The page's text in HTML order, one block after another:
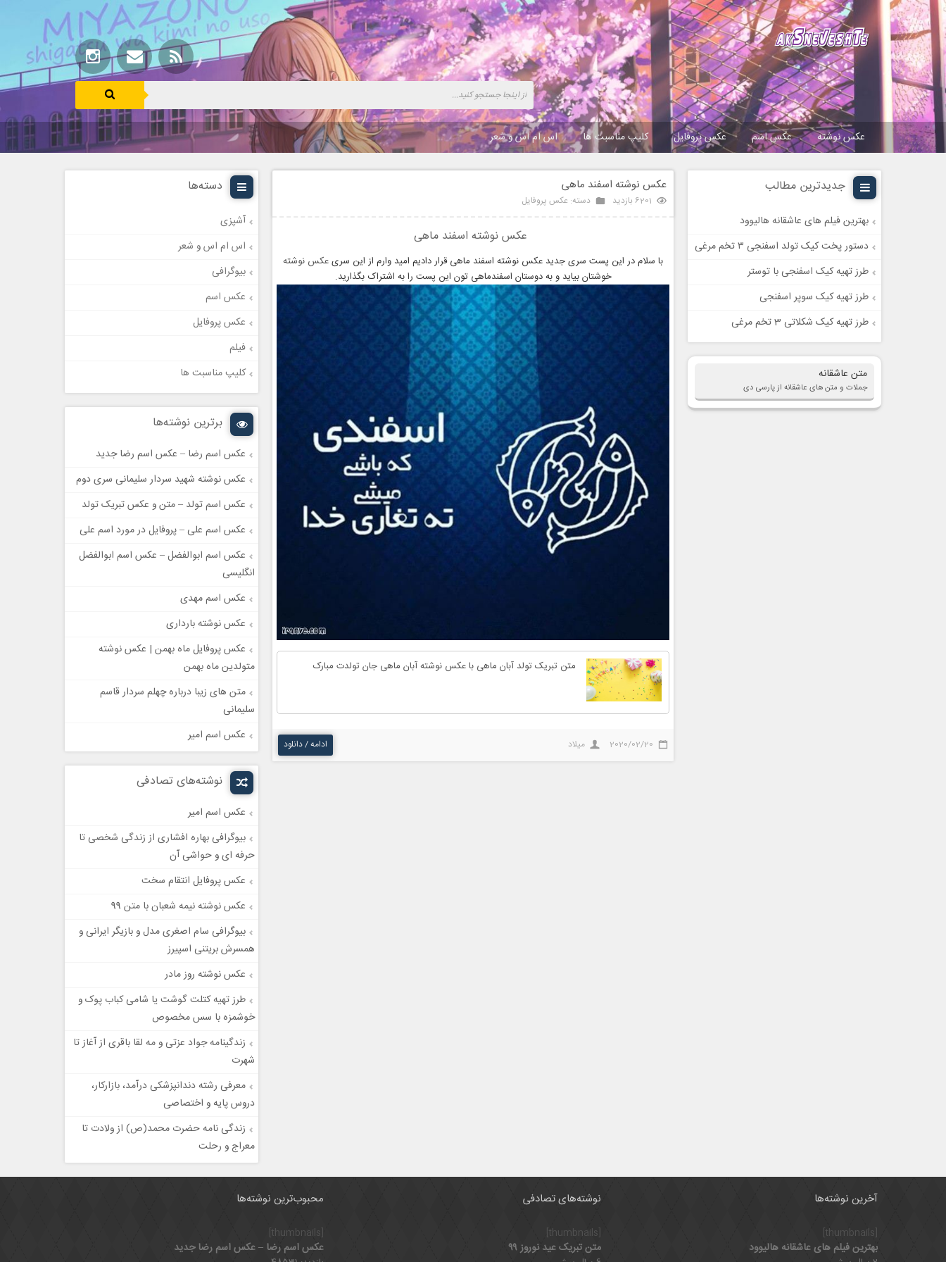
عکس نوشته عکس اسم عکس پروفایل کلیپ مناسبت ها اس ام اس و شعر
جدیدترین مطالب
بهترین فیلم های عاشقانه هالیوود
دستور پخت کیک تولد اسفنجی ۳ تخم مرغی
طرز تهیه کیک اسفنجی با توستر
طرز تهیه کیک سوپر اسفنجی
طرز تهیه کیک شکلاتی 3 تخم مرغی
متن عاشقانه
جملات و متن های عاشقانه از پارسی دی
عکس نوشته اسفند ماهی
6201 بازدید دسته: عکس پروفایل
عکس نوشته اسفند ماهی
با سلام در این پست سری جدید عکس نوشته اسفند ماهی قرار دادیم امید وارم از این سری عکس نوشته
خوشتان بیاید و به دوستان اسفندماهی تون این پست را به اشتراک بگذارید.
متن تبریک تولد آبان ماهی با عکس نوشته آبان ماهی جان تولدت مبارک
2020/02/20 میلاد ادامه / دانلود
دسته‌ها
آشپزی
اس ام اس و شعر
بیوگرافی
عکس اسم
عکس پروفایل
فیلم
کلیپ مناسبت ها
برترین نوشته‌ها
عکس اسم رضا – عکس اسم رضا جدید
عکس نوشته شهید سردار سلیمانی سری دوم
عکس اسم تولد – متن و عکس تبریک تولد
عکس اسم علی – پروفایل در مورد اسم علی
عکس اسم ابوالفضل – عکس اسم ابوالفضل
انگلیسی
عکس اسم مهدی
عکس نوشته بارداری
عکس پروفایل ماه بهمن | عکس نوشته
متولدین ماه بهمن
متن های زیبا درباره چهلم سردار قاسم
سلیمانی
عکس اسم امیر
نوشته‌های تصادفی
عکس اسم امیر
بیوگرافی بهاره افشاری از زندگی شخصی تا
حرفه ای و حواشی آن
عکس پروفایل انتقام سخت
عکس نوشته نیمه شعبان با متن 99
بیوگرافی سام اصغری مدل و بازیگر ایرانی و
همسرش بریتنی اسپیرز
عکس نوشته روز مادر
طرز تهیه کتلت گوشت یا شامی کباب پوک و
خوشمزه با سس مخصوص
زندگینامه جواد عزتی و مه لقا باقری از آغاز تا
شهرت
معرفی رشته دندانپزشکی درآمد، بازارکار،
دروس پایه و اختصاصی
زندگی نامه حضرت محمد(ص) از ولادت تا
معراج و رحلت
آخرین نوشته‌ها
بهترین فیلم های عاشقانه هالیوود
نوشته‌های تصادفی
[thumbnails]
متن تبریک عید نوروز ۹۹
محبوب‌ترین نوشته‌ها
[thumbnails]
عکس اسم رضا – عکس اسم رضا جدید